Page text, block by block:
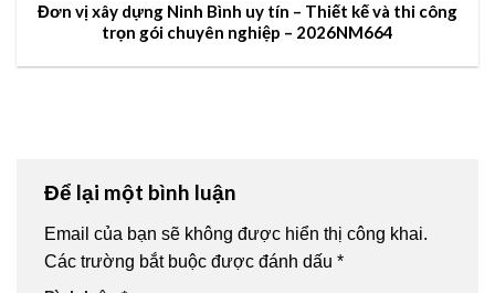
Đơn vị xây dựng Ninh Bình uy tín – Thiết kế và thi công
trọn gói chuyên nghiệp – 2026NM664
Để lại một bình luận
Email của bạn sẽ không được hiển thị công khai.
Các trường bắt buộc được đánh dấu *